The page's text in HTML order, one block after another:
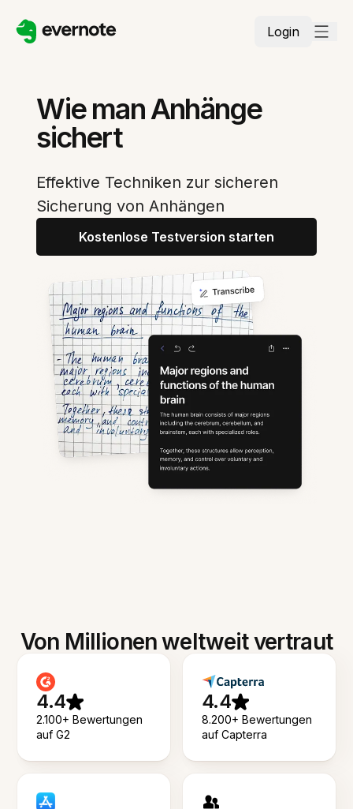
Login
Wie man Anhänge
sichert
Effektive Techniken zur sicheren
Sicherung von Anhängen
Kostenlose Testversion starten
Von Millionen weltweit vertraut
4.4
2.100+ Bewertungen
auf G2
4.4
8.200+ Bewertungen
auf Capterra